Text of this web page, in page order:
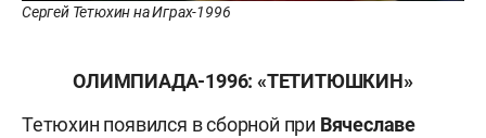
Сергей Тетюхин на Играх-1996
ОЛИМПИАДА-1996: «ТЕТИТЮШКИН»
Тетюхин появился в сборной при Вячеславе